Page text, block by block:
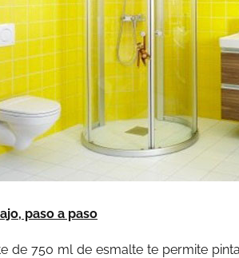
paso a paso
de 750 ml de esmalte te permite